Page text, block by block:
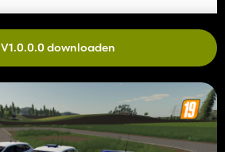
V1.0.0.0 downloaden